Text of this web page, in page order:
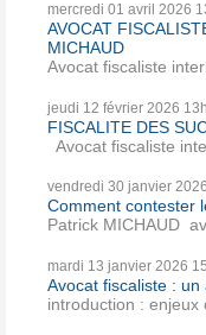
mercredi 01 avril 2026
AVOCAT
MICHAUD
Avocat fiscaliste
jeudi 12 février 2026
FISCALITE DES
Avocat fiscaliste
vendredi 30 janvier 2026
Comment contester
Patrick MICHAUD
mardi 13 janvier 2026
Avocat fiscaliste : un
introduction : enjeux